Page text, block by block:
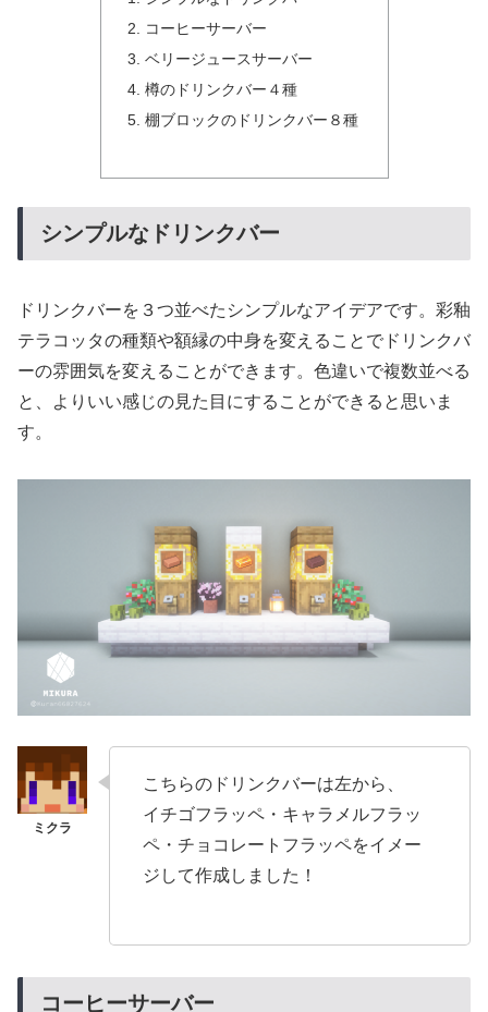
コーヒーサーバー
ベリージュースサーバー
樽のドリンクバー４種
棚ブロックのドリンクバー８種
シンプルなドリンクバー
ドリンクバーを３つ並べたシンプルなアイデアです。彩釉
テラコッタの種類や額縁の中身を変えることでドリンクバ
ーの雰囲気を変えることができます。色違いで複数並べる
と、よりいい感じの見た目にすることができると思いま
す。
こちらのドリンクバーは左から、
イチゴフラッペ・キャラメルフラッ
ペ・チョコレートフラッペをイメー
ジして作成しました！
コーヒーサーバー